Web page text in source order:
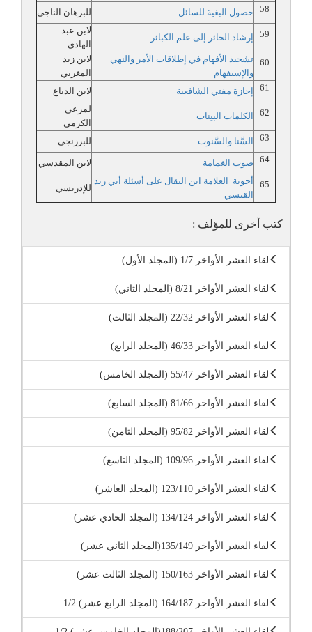
58
حصول البغية للسائل للبرهان الناجي
59 إرشاد الحائر إلى علم الكبائر
لابن عبد
الهادي
60 تشحيذ الأفهام في إطلاقات الأمر والنهي
والإستفهام
لابن زيد
المغربي
61
إجازة مفتي الشافعية لابن الدباغ
62 الكلمات البينات
لمرعي
الكرمي
63
السَّنا والسَّنوت
للبرزنجي
64
صوب الغمامة لابن المقدسي
65
أجوبة العلامة ابن البقال على أسئلة أبي زيد
القيسي
للإدريسي
كتب أخرى للمؤلف :
لقاء العشر الأواخر 1/7 (المجلد الأول)
لقاء العشر الأواخر 8/21 (المجلد الثاني)
لقاء العشر الأواخر 22/32 (المجلد الثالث)
لقاء العشر الأواخر 46/33 (المجلد الرابع)
لقاء العشر الأواخر 55/47 (المجلد الخامس)
لقاء العشر الأواخر 81/66 (المجلد السابع)
لقاء العشر الأواخر 95/82 (المجلد الثامن)
لقاء العشر الأواخر 109/96 (المجلد التاسع)
لقاء العشر الأواخر 123/110 (المجلد العاشر)
لقاء العشر الأواخر 134/124 (المجلد الحادي عشر)
لقاء العشر الأواخر 135/149(المجلد الثاني عشر)
لقاء العشر الأواخر 150/163 (المجلد الثالث عشر)
لقاء العشر الأواخر 164/187 (المجلد الرابع عشر) 1/2